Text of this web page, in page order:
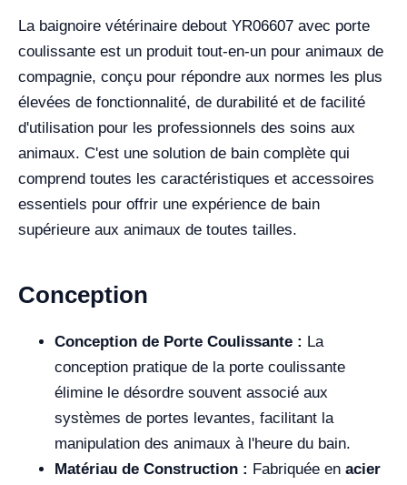
La baignoire vétérinaire debout YR06607 avec porte
coulissante est un produit tout-en-un pour animaux de
compagnie, conçu pour répondre aux normes les plus
élevées de fonctionnalité, de durabilité et de facilité
d'utilisation pour les professionnels des soins aux
animaux. C'est une solution de bain complète qui
comprend toutes les caractéristiques et accessoires
essentiels pour offrir une expérience de bain
supérieure aux animaux de toutes tailles.
Conception
Conception de Porte Coulissante : La
conception pratique de la porte coulissante
élimine le désordre souvent associé aux
systèmes de portes levantes, facilitant la
manipulation des animaux à l'heure du bain.
Matériau de Construction : Fabriquée en acier